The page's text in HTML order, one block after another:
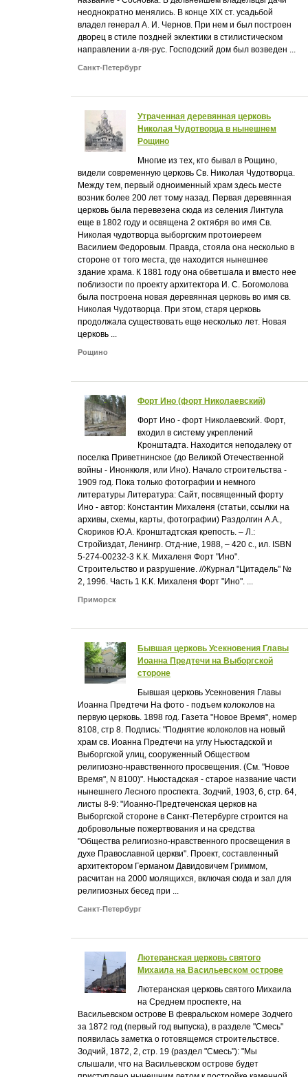
неоднократно менялись. В конце XIX ст. усадьбой
владел генерал А. И. Чернов. При нем и был построен
дворец в стиле поздней эклектики в стилистическом
направлении а-ля-рус. Господский дом был возведен ...
Санкт-Петербург
Утраченная деревянная церковь
Николая Чудотворца в нынешнем
Рощино
Многие из тех, кто бывал в Рощино,
видели современную церковь Св. Николая Чудотворца.
Между тем, первый одноименный храм здесь месте
возник более 200 лет тому назад. Первая деревянная
церковь была перевезена сюда из селения Линтула
еще в 1802 году и освящена 2 октября во имя Св.
Николая чудотворца выборгским протоиереем
Василием Федоровым. Правда, стояла она несколько в
стороне от того места, где находится нынешнее
здание храма. К 1881 году она обветшала и вместо нее
поблизости по проекту архитектора И. С. Богомолова
была построена новая деревянная церковь во имя св.
Николая Чудотворца. При этом, старя церковь
продолжала существовать еще несколько лет. Новая
церковь ...
Рощино
Форт Ино (форт Николаевский)
Форт Ино - форт Николаевский. Форт,
входил в систему укреплений
Кронштадта. Находится неподалеку от
поселка Приветнинское (до Великой Отечественной
войны - Инонкюля, или Ино). Начало строительства -
1909 год. Пока только фотографии и немного
литературы Литература: Сайт, посвященный форту
Ино - автор: Константин Михаленя (статьи, ссылки на
архивы, схемы, карты, фотографии) Раздолгин А.А.,
Скориков Ю.А. Кронштадтская крепость. – Л.:
Стройиздат, Ленингр. Отд-ние, 1988, – 420 с., ил. ISBN
5-274-00232-3 К.К. Михаленя Форт "Ино".
Строительство и разрушение. //Журнал "Цитадель" №
2, 1996. Часть 1 К.К. Михаленя Форт "Ино". ...
Приморск
Бывшая церковь Усекновения Главы
Иоанна Предтечи на Выборгской
стороне
Бывшая церковь Усекновения Главы
Иоанна Предтечи На фото - подъем колоколов на
первую церковь. 1898 год. Газета "Новое Время", номер
8108, стр 8. Подпись: "Поднятие колоколов на новый
храм св. Иоанна Предтечи на углу Ньюстадской и
Выборгской улиц, сооруженный Обществом
религиозно-нравственного просвещения. (См. "Новое
Время", N 8100)". Ньюстадская - старое название части
нынешнего Лесного проспекта. Зодчий, 1903, 6, стр. 64,
листы 8-9: "Иоанно-Предтеченская церков на
Выборгской стороне в Санкт-Петербурге строится на
добровольные пожертвования и на средства
"Общества религиозно-нравственного просвещения в
духе Православной церкви". Проект, составленный
архитектором Германом Давидовичем Гриммом,
расчитан на 2000 молящихся, включая сюда и зал для
религиозных бесед при ...
Санкт-Петербург
Лютеранская церковь святого
Михаила на Васильевском острове
Лютеранская церковь святого Михаила
на Среднем проспекте, на
Васильевском острове В февральском номере Зодчего
за 1872 год (первый год выпуска), в разделе "Смесь"
появилась заметка о готовящемся строительствсе.
Зодчий, 1872, 2, стр. 19 (раздел "Смесь"): "Мы
слышали, что на Васильевском острове будет